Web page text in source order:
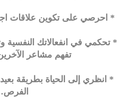
* احرصي على تكوين علاقات
* تحكمي في انفعالاتك النفسية
تفهم مشاعر
* انظري إلى الحياة بطريقة
الفرص.